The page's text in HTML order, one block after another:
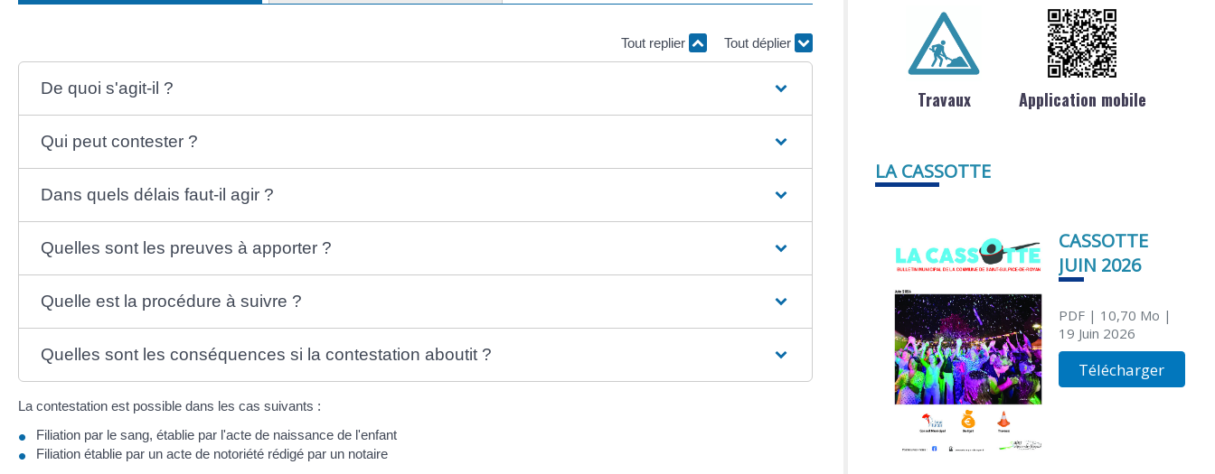
Tout replier Tout déplier
De quoi s'agit-il ?
Qui peut contester ?
Dans quels délais faut-il agir ?
Quelles sont les preuves à apporter ?
Quelle est la procédure à suivre ?
Quelles sont les conséquences si la contestation aboutit ?
La contestation est possible dans les cas suivants :
Filiation par le sang, établie par l'acte de naissance de l'enfant
Filiation établie par un acte de notoriété rédigé par un notaire
Travaux Application mobile
LA CASSOTTE
CASSOTTE
JUIN 2026
PDF| 10,70 Mo |
19 Juin 2026
Télécharger